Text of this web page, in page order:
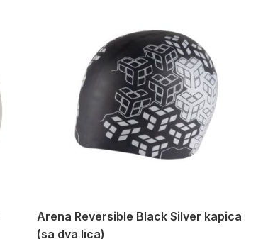
Arena Reversible Black Silver kapica
(sa dva lica)